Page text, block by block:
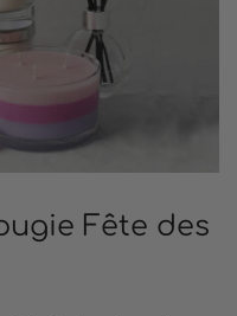
Fête des